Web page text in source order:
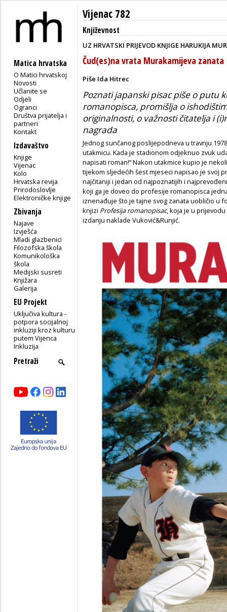
Matica hrvatska
O Matici hrvatskoj
Novosti
Učlanite se
Odjeli
Ogranci
Društva prijatelja i
partneri
Kontakt
Izdavaštvo
Knjige
Vijenac
Kolo
Hrvatska revija
Prirodoslovlje
Elektroničke knjige
Zbivanja
Najave
Izvješća
Mladi glazbenici
Filozofska škola
Komunikološka
škola
Medijski susreti
Knjižara
Galerija
EU Projekt
Uključiva kultura -
potpora socijalnoj
inkluziji kroz kulturu
putem Vijenca
Inkluzija
Vijenac 782
Književnost
UZ HRVATSKI PRIJEVOD KNJIGE HARUKIJA
Čud(es)na vrata Murakamijeva zanata
Piše Ida Hitrec
Poznati japanski pisac piše o putu
romanopisca, promišlja o
originalnosti, o važnosti čitatelja i
nagrada
Jednog sunčanog poslijepodneva u travnju
utakmicu. Kada je stadionom odjeknuo zvuk
napisati roman!“ Nakon utakmice kupio je
tijekom sljedećih šest mjeseci napisao je svoj
najčitaniji i jedan od najpoznatijih i
koji ga je doveo do profesije romanopisca
iznenađuje što je tajne svog zanata uobličio u
knjizi Profesija romanopisac, koja je u
izdanju naklade Vuković&Runjić.